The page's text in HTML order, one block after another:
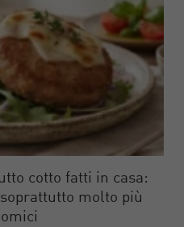
cotto fatti in casa:
molto più